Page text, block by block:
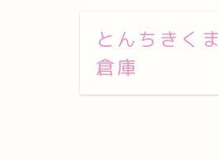
とんちきく
倉庫